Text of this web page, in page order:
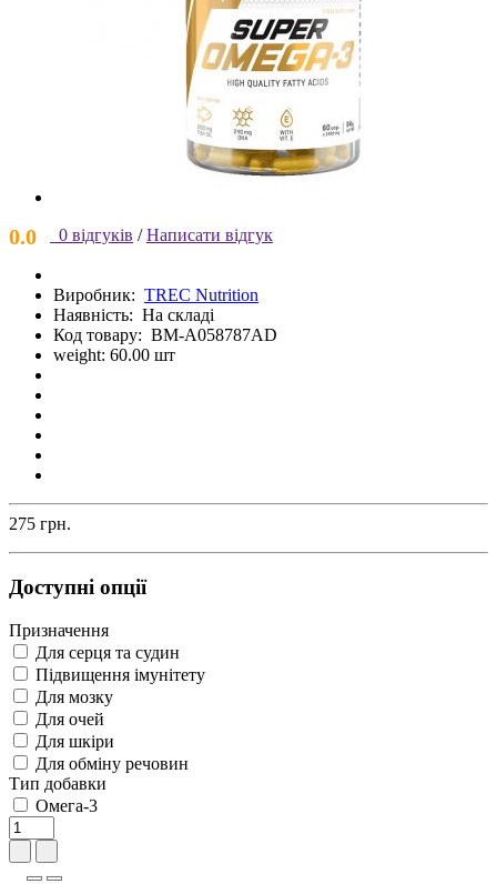
0.0 0 відгуків / Написати відгук
Виробник: TREC Nutrition
Наявність: На складі
Код товару: BM-A058787AD
weight: 60.00 шт
275 грн.
Доступні опції
Призначення
Для серця та судин
Підвищення імунітету
Для мозку
Для очей
Для шкіри
Для обміну речовин
Тип добавки
Омега-3